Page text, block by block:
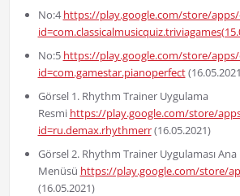
No:4https://play.google.com/store/apps/
No:5 https://play.google.com/store/apps/
id=com.gamestar.pianoperfect
Görsel 1. Rhythm Trainer Uygulama
Resmi https://play.google.com/store/
id=ru.demax.rhythmerr(16.05.2021)
Görsel 2. Rhythm Trainer Uygulaması Ana
Menüsü https://play.google.com/store/
(16.05.2021)